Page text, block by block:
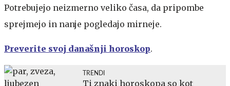
Potrebujejo neizmerno veliko časa, da pripombe
sprejmejo in nanje pogledajo mirneje.
Preverite svoj današnji horoskop.
TRENDI
Ti znaki horoskopa so kot